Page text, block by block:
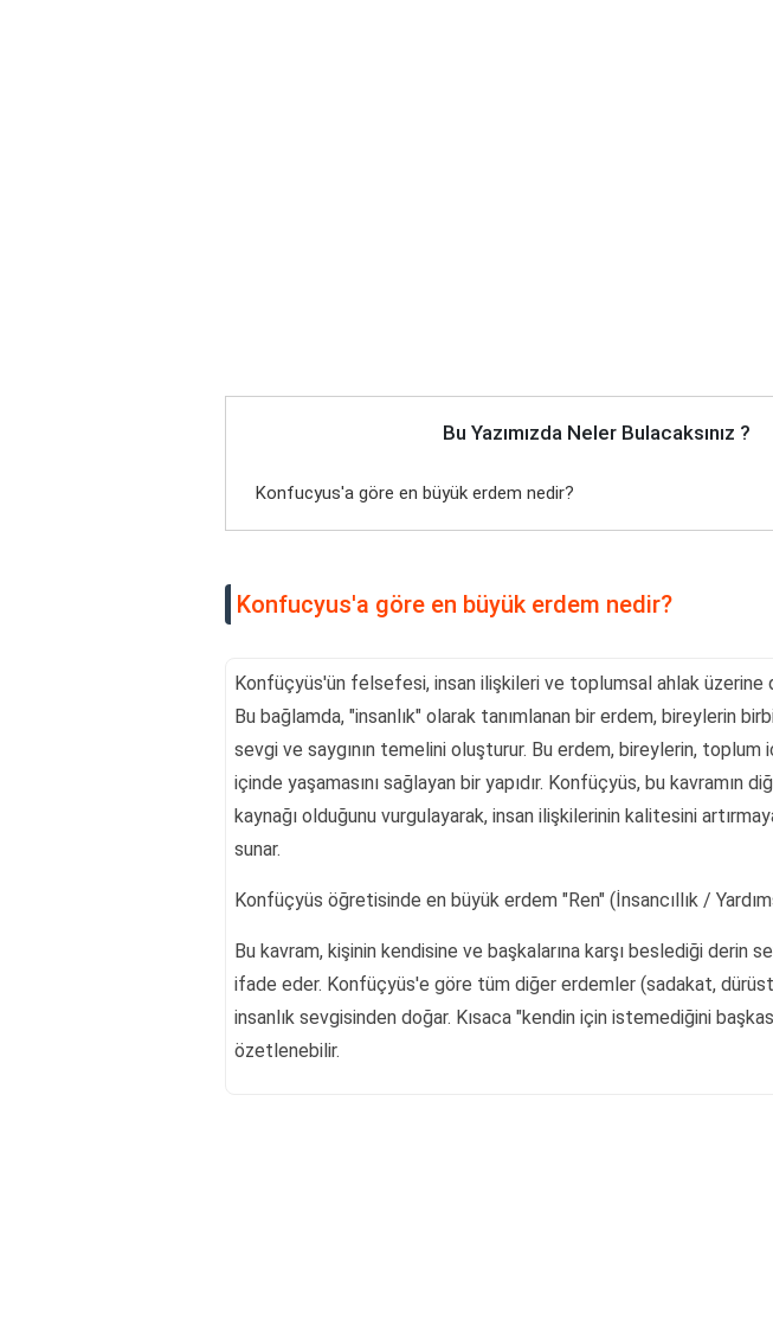
Bu Yazımızda Neler Bulacaksınız ?
Konfucyus'a göre en büyük erdem nedir?
Konfucyus'a göre en büyük erdem nedir?
Konfüçyüs'ün felsefesi, insan ilişkileri ve toplumsal ahlak üzerine
Bu bağlamda, "insanlık" olarak tanımlanan bir erdem, bireylerin
sevgi ve saygının temelini oluşturur. Bu erdem, bireylerin, toplum
içinde yaşamasını sağlayan bir yapıdır. Konfüçyüs, bu kavramın
kaynağı olduğunu vurgulayarak, insan ilişkilerinin kalitesini
sunar.
Konfüçyüs öğretisinde en büyük erdem "Ren" (İnsancıllık /
Bu kavram, kişinin kendisine ve başkalarına karşı beslediği derin
ifade eder. Konfüçyüs'e göre tüm diğer erdemler (sadakat,
insanlık sevgisinden doğar. Kısaca "kendin için istemediğini
özetlenebilir.